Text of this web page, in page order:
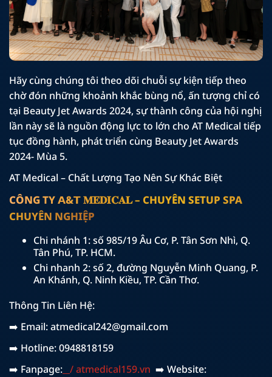
Hãy cùng chúng tôi theo dõi chuỗi sự kiện tiếp theo
chờ đón những khoảnh khắc bùng nổ, ấn tượng chỉ có
tại Beauty Jet Awards 2024, sự thành công của hội nghị
lần này sẽ là nguồn động lực to lớn cho AT Medical tiếp
tục đồng hành, phát triển cùng Beauty Jet Awards
2024- Mùa 5.
AT Medical – Chất Lượng Tạo Nên Sự Khác Biệt
CÔNG TY 𝗔&𝗧 𝐌𝐄𝐃𝐈𝐂𝐀𝐋 – CHUYÊN SETUP SPA
CHUYÊN NGHIỆP
Chi nhánh 1: số 985/19 Âu Cơ, P. Tân Sơn Nhì, Q.
Tân Phú, TP. HCM.
Chi nhanh 2: số 2, đường Nguyễn Minh Quang, P.
An Khánh, Q. Ninh Kiều, TP. Cần Thơ.
Thông Tin Liên Hệ:
➡️ Email: atmedical242@gmail.com
➡️ Hotline: 0948818159
➡️ Fanpage: / atmedical159.vn ➡️ Website: